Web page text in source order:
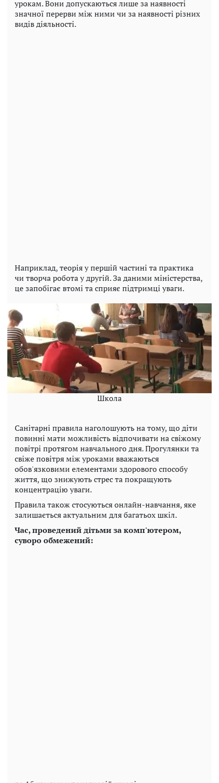
урокам. Вони допускаються лише за наявності
значної перерви між ними чи за наявності різних
видів діяльності.
Наприклад, теорія у першій частині та практика
чи творча робота у другій. За даними міністерства,
це запобігає втомі та сприяє підтримці уваги.
Школа
Санітарні правила наголошують на тому, що діти
повинні мати можливість відпочивати на свіжому
повітрі протягом навчального дня. Прогулянки та
свіже повітря між уроками вважаються
обов'язковими елементами здорового способу
життя, що знижують стрес та покращують
концентрацію уваги.
Правила також стосуються онлайн-навчання, яке
залишається актуальним для багатьох шкіл.
Час, проведений дітьми за комп'ютером,
суворо обмежений: